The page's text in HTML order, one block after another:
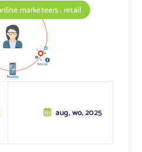
aug, wo, 2025
marketeers,retail